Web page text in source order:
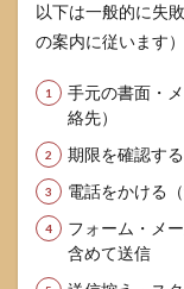
以下は一般的に失
の案内に従います）
手元の書面・
絡先）
期限を確認す
電話をかける
フォーム・メ
含めて送信